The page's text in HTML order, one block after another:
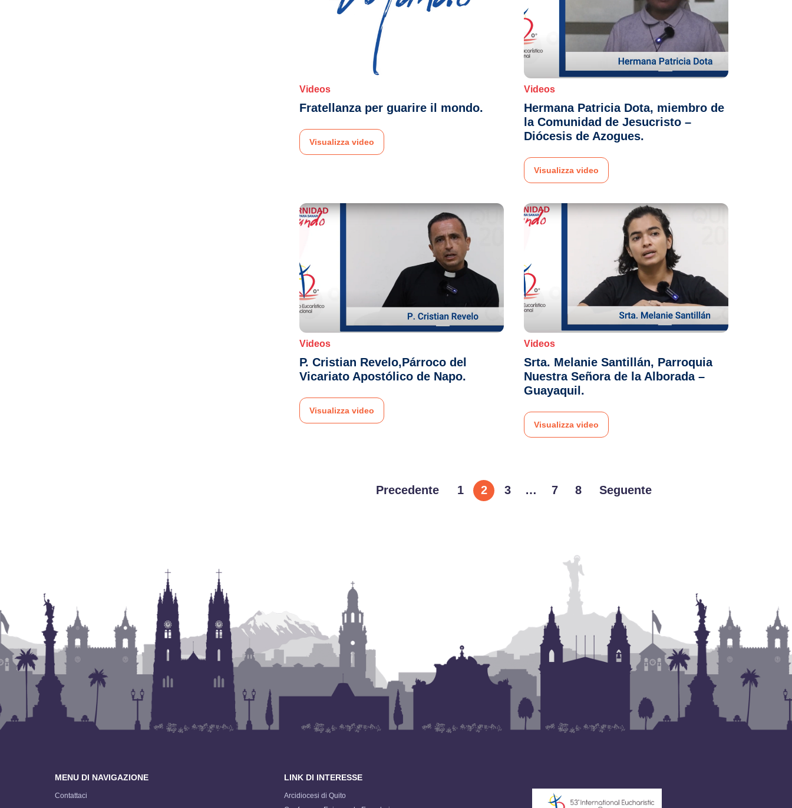
Videos
Fratellanza per guarire il mondo.
Visualizza video
Videos
Hermana Patricia Dota, miembro de
la Comunidad de Jesucristo –
Diócesis de Azogues.
Visualizza video
Videos
P. Cristian Revelo,Párroco del
Vicariato Apostólico de Napo.
Visualizza video
Videos
Srta. Melanie Santillán, Parroquia
Nuestra Señora de la Alborada –
Guayaquil.
Visualizza video
Precedente 1 2 3 … 7 8 Seguente
MENU DI NAVIGAZIONE
Contattaci
LINK DI INTERESSE
Arcidiocesi di Quito